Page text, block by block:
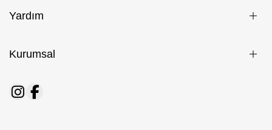
Yardım
Kurumsal